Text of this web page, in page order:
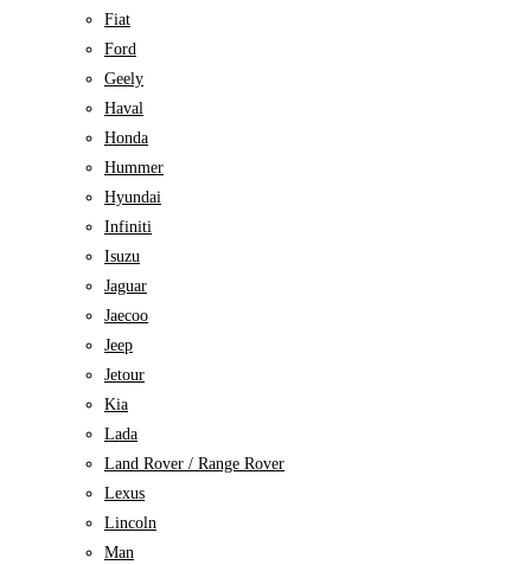
Fiat
Ford
Geely
Haval
Honda
Hummer
Hyundai
Infiniti
Isuzu
Jaguar
Jaecoo
Jeep
Jetour
Kia
Lada
Land Rover / Range Rover
Lexus
Lincoln
Man